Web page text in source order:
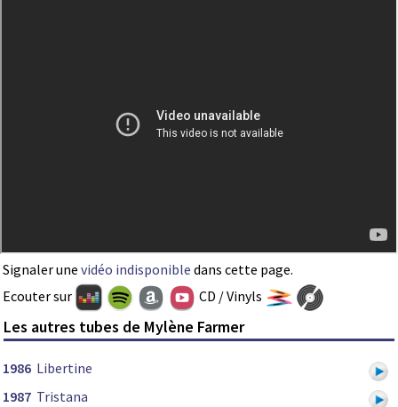
Signaler une vidéo indisponible dans cette page.
Ecouter sur
CD / Vinyls
Les autres tubes de Mylène Farmer
1986 Libertine
1987 Tristana